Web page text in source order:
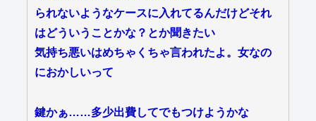
られないようなケースに入れてるんだけどそれ
はどういうことかな？とか聞きたい
気持ち悪いはめちゃくちゃ言われたよ。女なの
におかしいって
鍵かぁ……多少出費してでもつけようかな